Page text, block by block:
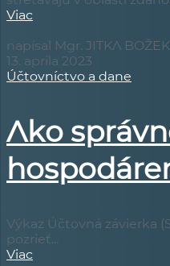
Viac
napísal Mgr. JITKA
13. apríla 2023
Účtovníctvo a dane
Ako
Výkaz Účtovná závierka
pozrieť...
Viac